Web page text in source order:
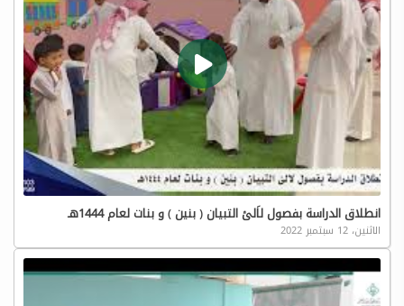
انطلاق الدراسة بفصول لاَلئ التبيان ( بنين ) و بنات لعام 1444هـ
الاثنين، 12 سبتمبر 2022